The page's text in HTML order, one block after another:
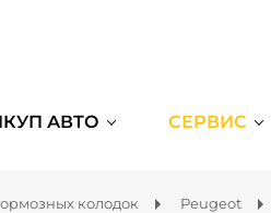
АВТО СЕРВИС
колодок Peugeot